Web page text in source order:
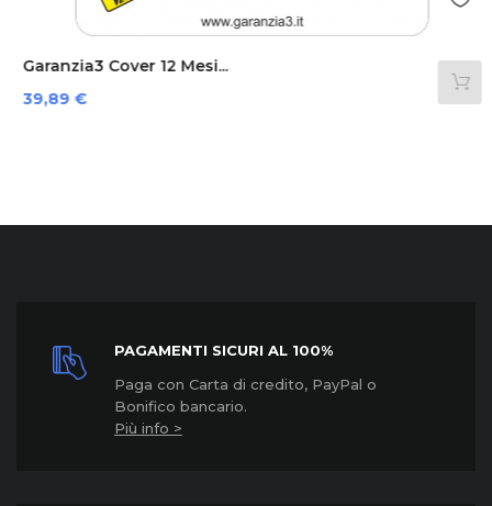
Garanzia3 Cover 12 Mesi...
Prezzo
39,89 €
PAGAMENTI SICURI AL 100%
Paga con Carta di credito, PayPal o
Bonifico bancario.
Più info >